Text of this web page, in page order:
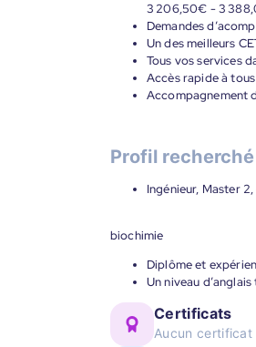
3 206,50€ - 3
Demandes
Un des meilleurs
Tous vos services
Accès rapide à
Accompagnement
Profil recherché
Ingénieur, Master
biochimie
Diplôme et
Un niveau
Certificats
Aucun certificat